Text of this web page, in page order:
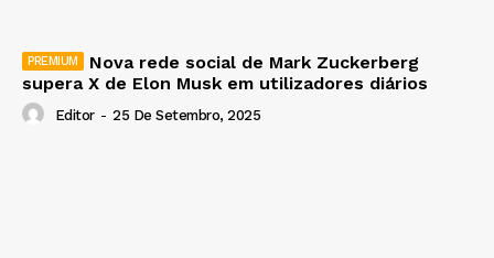
Nova rede social de Mark Zuckerberg
supera X de Elon Musk em utilizadores diários
Editor - 25 De Setembro, 2025